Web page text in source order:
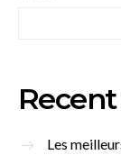
Les